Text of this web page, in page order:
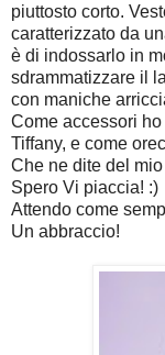
piuttosto corto.
caratterizzato da
è di indossarlo in
sdrammatizzare il
con maniche
Come accessori
Tiffany, e come
Che ne dite del
Spero Vi piaccia! :)
Attendo come
Un abbraccio!